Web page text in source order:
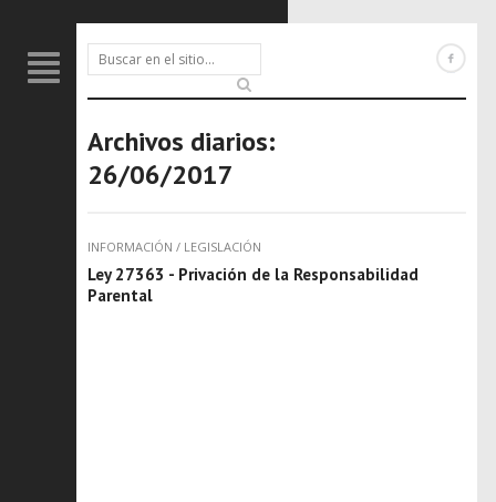
Archivos diarios:
26/06/2017
INFORMACIÓN / LEGISLACIÓN
Ley 27363 - Privación de la Responsabilidad
Parental